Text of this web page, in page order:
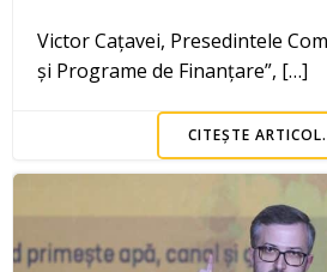
Victor Cațavei, Presedintele
și Programe de Finanțare”, […]
CITEȘTE